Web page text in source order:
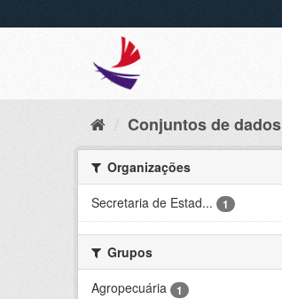
Conjuntos de dados
Organizações
Secretaria de Estad...
1
Grupos
Agropecuária
1